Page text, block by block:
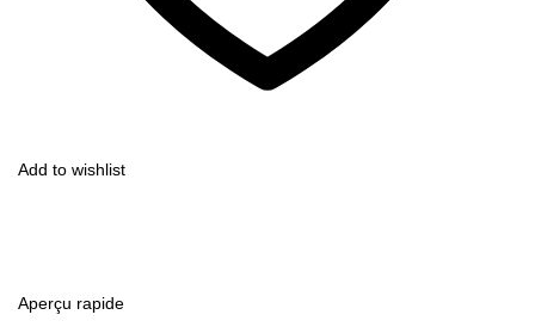
Add to wishlist
Aperçu rapide